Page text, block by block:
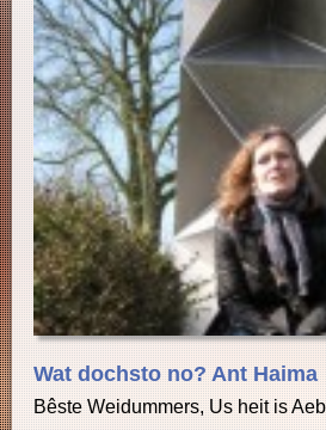
Wat dochsto no? Ant Haima
Bêste Weidummers, Us heit is